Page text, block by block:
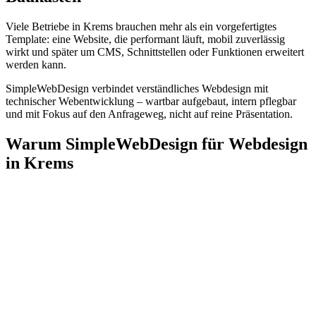
Viele Betriebe in Krems brauchen mehr als ein vorgefertigtes
Template: eine Website, die performant läuft, mobil zuverlässig
wirkt und später um CMS, Schnittstellen oder Funktionen erweitert
werden kann.
SimpleWebDesign verbindet verständliches Webdesign mit
technischer Webentwicklung – wartbar aufgebaut, intern pflegbar
und mit Fokus auf den Anfrageweg, nicht auf reine Präsentation.
Warum SimpleWebDesign für Webdesign
in Krems